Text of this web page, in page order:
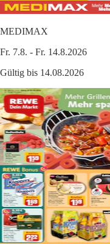
MEDIMAX
Fr. 7.8. - Fr. 14.8.2026
Gültig bis 14.08.2026